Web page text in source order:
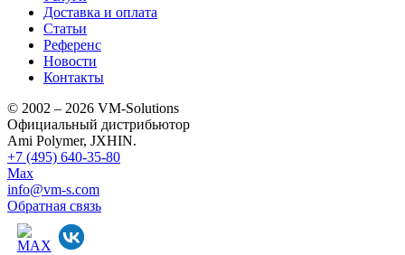
Доставка и оплата
Статьи
Референс
Новости
Контакты
© 2002 – 2026 VM-Solutions
Официальный дистрибьютор
Ami Polymer, JXHIN.
+7 (495) 640-35-80
Max
info@vm-s.com
Обратная связь